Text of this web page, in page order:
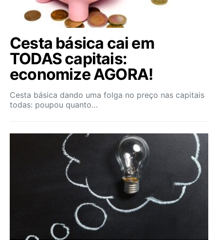
Cesta básica cai em
TODAS capitais:
economize AGORA!
Cesta básica dando uma folga no preço nas capitais
todas: poupou quanto…